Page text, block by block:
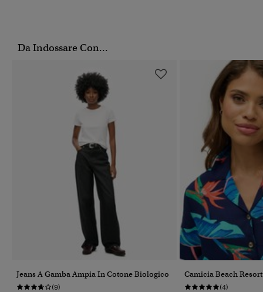
Da Indossare Con...
Jeans A Gamba Ampia In Cotone Biologico
(9)
Camicia Beach Resort
(4)